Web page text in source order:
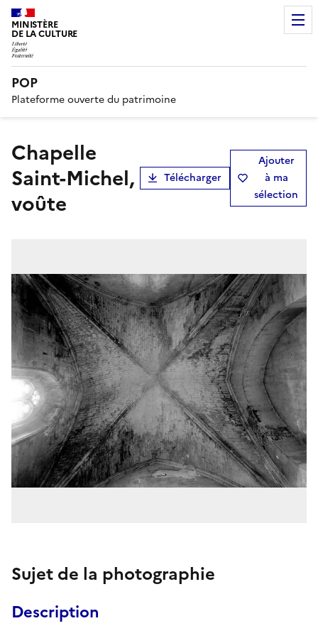
MINISTÈRE
DE LA CULTURE
POP
Plateforme ouverte du patrimoine
Chapelle
Saint-Michel,
voûte
Télécharger
Ajouter
à ma
sélection
Sujet de la photographie
Description